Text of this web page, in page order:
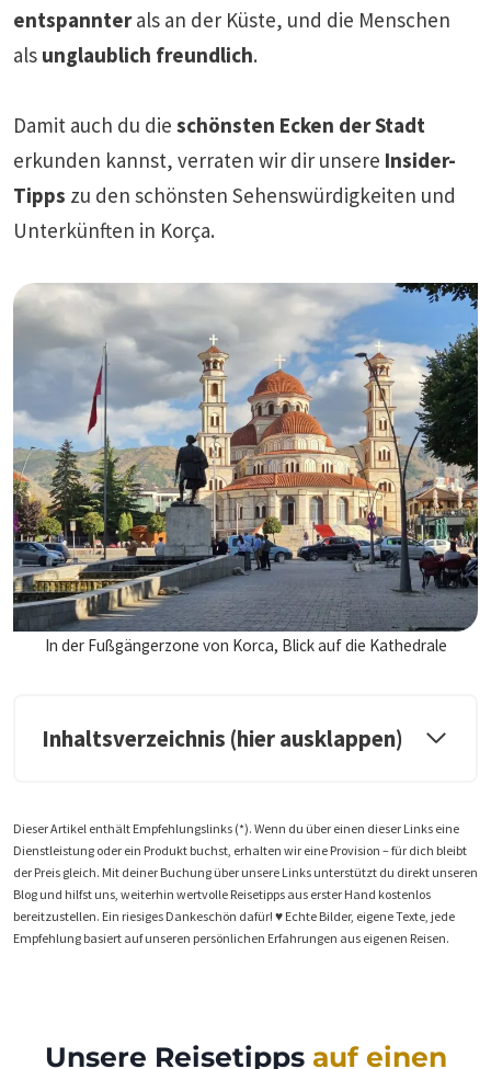
entspannterals an der Küste, und die Menschen
als unglaublich freundlich.
Damit auch du die schönsten Ecken der Stadt
erkunden kannst, verraten wir dir unsere Insider-
Tipps zu den schönsten Sehenswürdigkeiten und
Unterkünften in Korça.
In der Fußgängerzone von Korca, Blick auf die Kathedrale
Inhaltsverzeichnis (hier ausklappen)
Dieser Artikel enthält Empfehlungslinks (*). Wenn du über einen dieser Links eine
Dienstleistung oder ein Produkt buchst, erhalten wir eine Provision – für dich bleibt
der Preis gleich. Mit deiner Buchung über unsere Links unterstützt du direkt unseren
Blog und hilfst uns, weiterhin wertvolle Reisetipps aus erster Hand kostenlos
bereitzustellen. Ein riesiges Dankeschön dafür! ♥️ Echte Bilder, eigene Texte, jede
Empfehlung basiert auf unseren persönlichen Erfahrungen aus eigenen Reisen.
Unsere Reisetipps auf einen